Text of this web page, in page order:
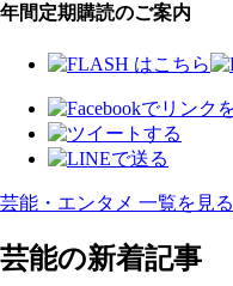
年間定期購読のご案内
芸能・エンタメ 一覧を見る
芸能の新着記事